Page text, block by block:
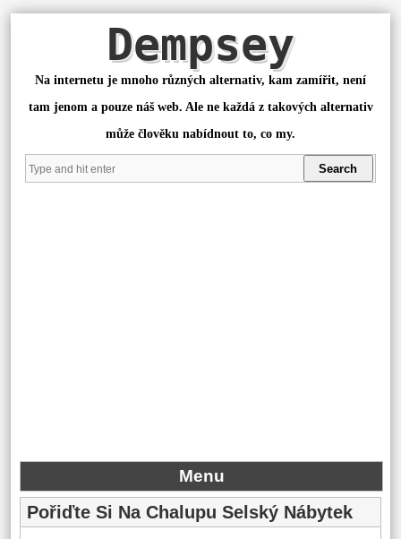
Dempsey
Na internetu je mnoho různých alternativ, kam zamířit, není
tam jenom a pouze náš web. Ale ne každá z takových alternativ
může člověku nabídnout to, co my.
Menu
Pořiďte Si Na Chalupu Selský Nábytek